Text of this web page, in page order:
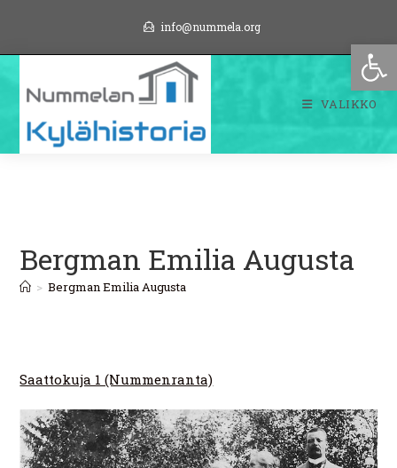
sisältöön
info@nummela.org
VALIKKO
Bergman Emilia Augusta
> Bergman Emilia Augusta
Saattokuja 1 (Nummenranta)